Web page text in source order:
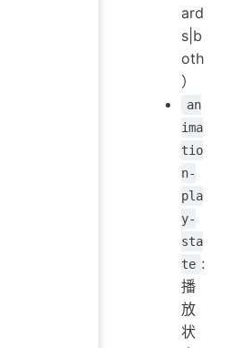
ard
s|b
oth
）
an
ima
tio
n-
pla
y-
sta
te :
播
放
状